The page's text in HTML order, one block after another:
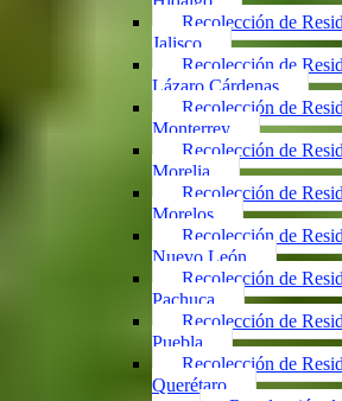
Recolección de
Jalisco
Recolección de
Lázaro Cárdenas
Recolección de
Monterrey
Recolección de
Morelia
Recolección de
Morelos
Recolección de
Nuevo León
Recolección de
Pachuca
Recolección de
Puebla
Recolección de
Querétaro